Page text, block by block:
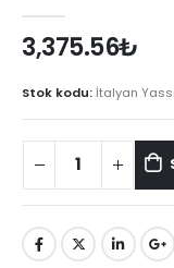
3,375.56₺
Stok kodu: İtalyan